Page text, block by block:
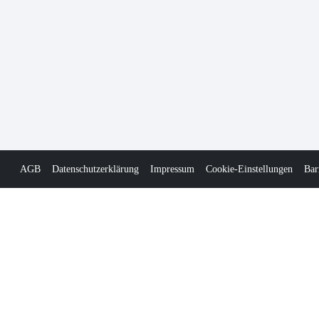
AGB Datenschutzerklärung Impressum Cookie-Einstellungen